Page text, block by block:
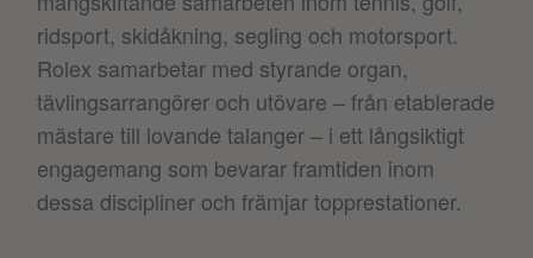
ridsport, skidåkning, segling och motorsport.
Rolex samarbetar med styrande organ,
tävlingsarrangörer och utövare – från etablerade
mästare till lovande talanger – i ett långsiktigt
engagemang som bevarar framtiden inom
dessa discipliner och främjar topprestationer.